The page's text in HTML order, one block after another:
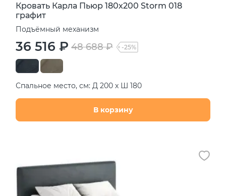
Кровать Карла Пьюр 180х200 Storm 018
графит
Подъёмный механизм
36 516 ₽ 48 688 ₽ -25%
Спальное место, см: Д 200 х Ш 180
В корзину